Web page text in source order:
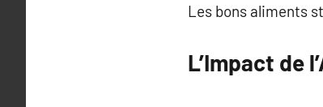
Les bons aliments
L’Impact de